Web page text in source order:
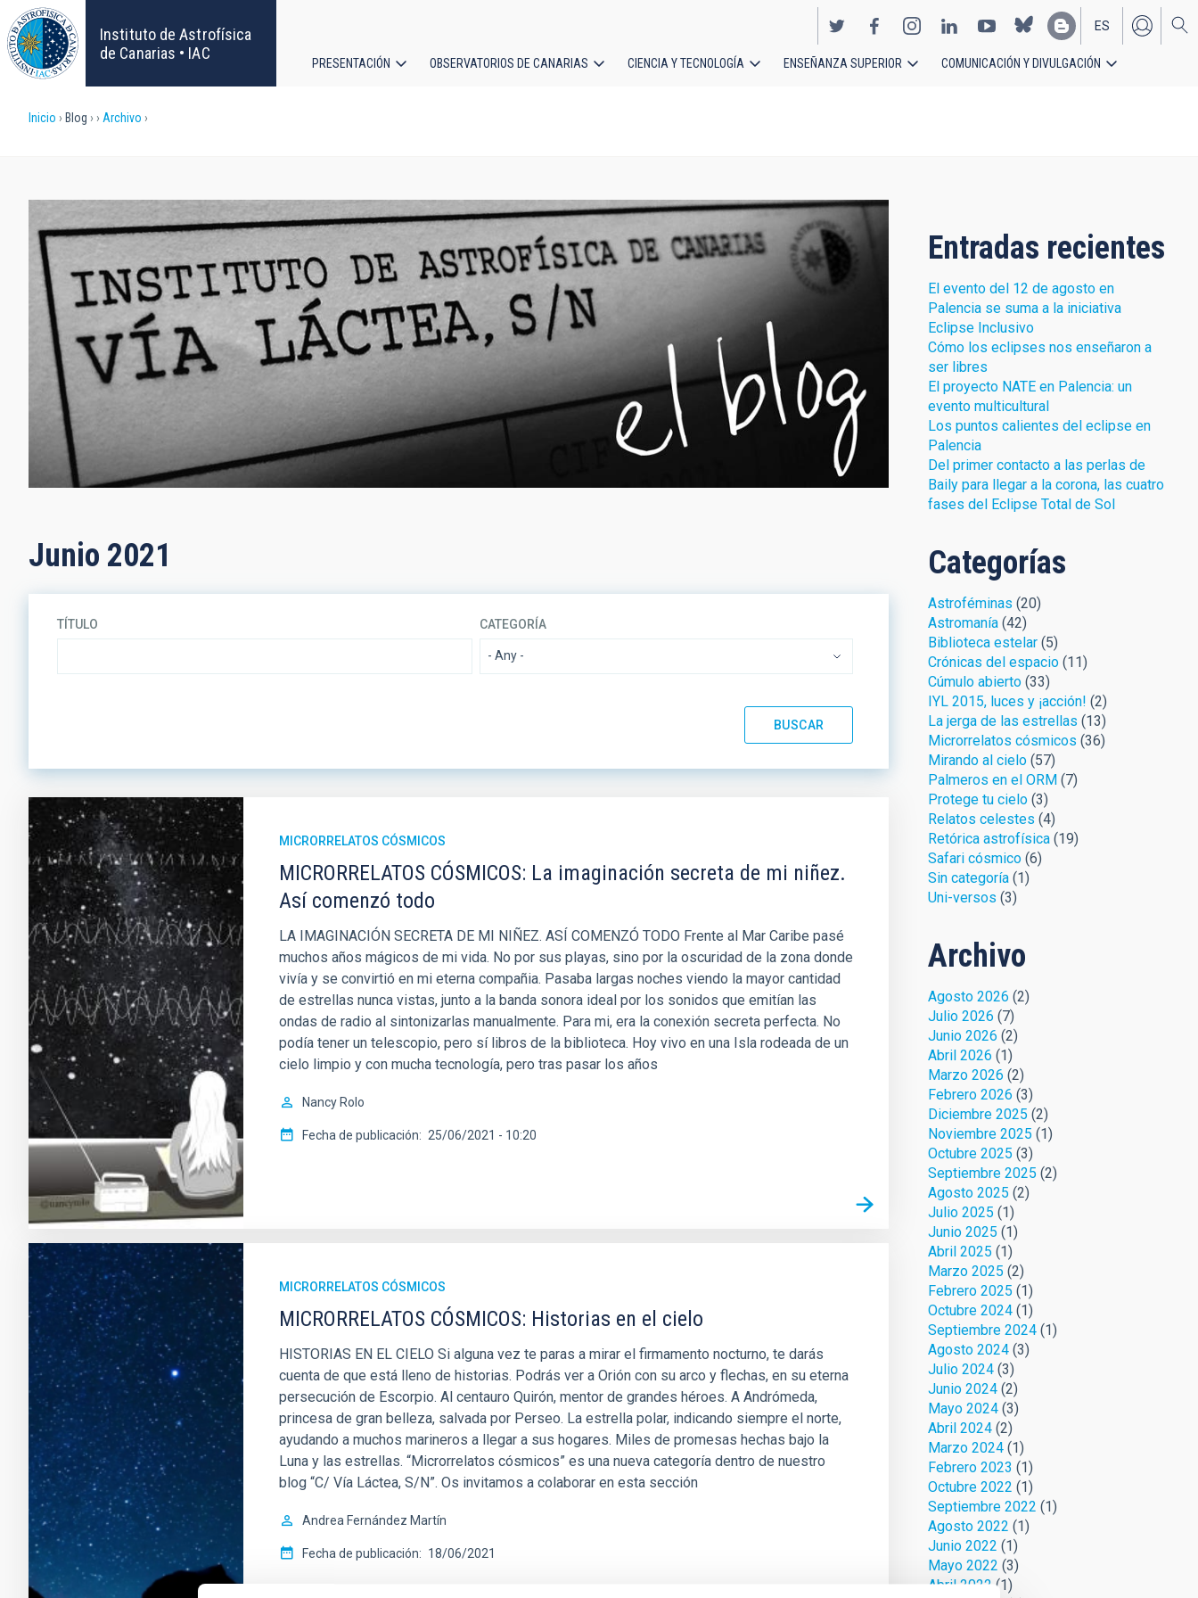
Pasar
al
contenido
principal
Instituto de Astrofísica
de Canarias • IAC
EN
ES
PRESENTACIÓN OBSERVATORIOS DE CANARIAS CIENCIA Y TECNOLOGÍA ENSEÑANZA SUPERIOR COMUNICACIÓN Y DIVULGACIÓN
Sobrescribir
de
ayuda
a
la
navegación
Inicio Blog Archivo
Junio 2021
TÍTULO CATEGORÍA
MICRORRELATOS CÓSMICOS
MICRORRELATOS CÓSMICOS: La imaginación secreta de mi niñez.
Así comenzó todo
LA IMAGINACIÓN SECRETA DE MI NIÑEZ. ASÍ COMENZÓ TODO Frente al Mar Caribe pasé
muchos años mágicos de mi vida. No por sus playas, sino por la oscuridad de la zona donde
vivía y se convirtió en mi eterna compañia. Pasaba largas noches viendo la mayor cantidad
de estrellas nunca vistas, junto a la banda sonora ideal por los sonidos que emitían las
ondas de radio al sintonizarlas manualmente. Para mi, era la conexión secreta perfecta. No
podía tener un telescopio, pero sí libros de la biblioteca. Hoy vivo en una Isla rodeada de un
cielo limpio y con mucha tecnología, pero tras pasar los años
Nancy Rolo
Fecha de publicación 25/06/2021 - 10:20
MICRORRELATOS CÓSMICOS
MICRORRELATOS CÓSMICOS: Historias en el cielo
HISTORIAS EN EL CIELO Si alguna vez te paras a mirar el firmamento nocturno, te darás
cuenta de que está lleno de historias. Podrás ver a Orión con su arco y flechas, en su eterna
persecución de Escorpio. Al centauro Quirón, mentor de grandes héroes. A Andrómeda,
princesa de gran belleza, salvada por Perseo. La estrella polar, indicando siempre el norte,
ayudando a muchos marineros a llegar a sus hogares. Miles de promesas hechas bajo la
Luna y las estrellas. “Microrrelatos cósmicos” es una nueva categoría dentro de nuestro
blog “C/ Vía Láctea, S/N”. Os invitamos a colaborar en esta sección
Andrea Fernández Martín
Fecha de publicación 18/06/2021
Entradas recientes
El evento del 12 de agosto en
Palencia se suma a la iniciativa
Eclipse Inclusivo
Cómo los eclipses nos enseñaron a
ser libres
El proyecto NATE en Palencia: un
evento multicultural
Los puntos calientes del eclipse en
Palencia
Del primer contacto a las perlas de
Baily para llegar a la corona, las cuatro
fases del Eclipse Total de Sol
Categorías
Astroféminas (20)
Astromanía(42)
Biblioteca estelar(5)
Crónicas del espacio(11)
Cúmulo abierto(33)
IYL 2015, luces y ¡acción! (2)
La jerga de las estrellas (13)
Microrrelatos cósmicos (36)
Mirando al cielo(57)
Palmeros en el ORM(7)
Protege tu cielo(3)
Relatos celestes (4)
Retórica astrofísica(19)
Safari cósmico(6)
Sin categoría(1)
Uni-versos (3)
Archivo
Agosto 2026 (2)
Julio 2026 (7)
Junio 2026 (2)
Abril 2026 (1)
Marzo 2026 (2)
Febrero 2026 (3)
Diciembre 2025 (2)
Noviembre 2025 (1)
Octubre 2025 (3)
Septiembre 2025 (2)
Agosto 2025 (2)
Julio 2025 (1)
Junio 2025 (1)
Abril 2025 (1)
Marzo 2025 (2)
Febrero 2025 (1)
Octubre 2024(1)
Septiembre 2024(1)
Agosto 2024(3)
Julio 2024(3)
Junio 2024(2)
Mayo 2024(3)
Abril 2024(2)
Marzo 2024(1)
Febrero 2023 (1)
Octubre 2022 (1)
Septiembre 2022 (1)
Agosto 2022 (1)
Junio 2022 (1)
Mayo 2022 (3)
Abril 2022 (1)